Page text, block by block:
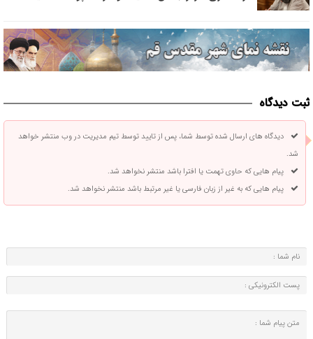
ثبت دیدگاه
دیدگاه های ارسال شده توسط شما، پس از تایید توسط تیم مدیریت در وب منتشر خواهد
شد.
پیام هایی که حاوی تهمت یا افترا باشد منتشر نخواهد شد.
پیام هایی که به غیر از زبان فارسی یا غیر مرتبط باشد منتشر نخواهد شد.